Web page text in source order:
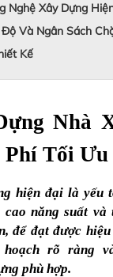
Nghệ Xây Dựng
Và Ngân Sách
Kế
Nhà
Tối Ưu
hiện đại là yếu
cao năng suất
để đạt được
rõ ràng
phù hợp.